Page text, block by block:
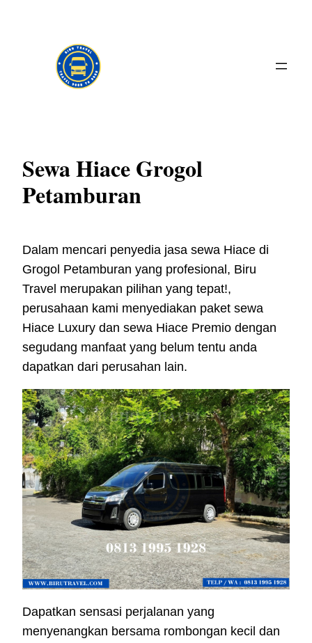
Sewa Hiace Grogol
Petamburan
Dalam mencari penyedia jasa sewa Hiace di
Grogol Petamburan yang profesional, Biru
Travel merupakan pilihan yang tepat!,
perusahaan kami menyediakan paket sewa
Hiace Luxury dan sewa Hiace Premio dengan
segudang manfaat yang belum tentu anda
dapatkan dari perusahan lain.
Dapatkan sensasi perjalanan yang
menyenangkan bersama rombongan kecil dan